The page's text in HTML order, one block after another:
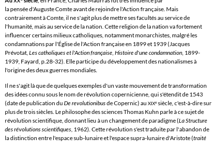
la pensée d'Auguste Comteavant de rejoindre l'Action française. Mais
contrairement à Comte, il ne s'agit plus de mettre ses facultés au service de
l'humanité, mais au service de la nation. Cette religion de la nation va fortement
influencer certains milieux catholiques, notamment monarchistes, malgré les
condamnations par l'Église de l'Action française en 1899 et 1939 (Jacques
Prévotat, Les catholiques et l'Action française, Histoire d'une condamnation, 1899-
1939, Fayard, p.28-32). Elle participe du développement desnationalismesà
l'origine des deux guerres mondiales.
Il ne s'agit là que de quelques exemples d'un vaste mouvement de transformation
des idées connu sous le nom derévolution copernicienne, qui s'étendit de 1543
(date de publication du De revolutionibusdeCopernic) au XIXe siècle, c'est-à-dire sur
plus de trois siècles. Le philosophe des sciencesThomas Kuhn parle à ce sujet de
révolution scientifique, donnant lieu à un changement deparadigme(La Structure
des révolutions scientifiques, 1962). Cette révolution s'est traduite par l'abandon de
la distinction entre l'espace sub-lunaire et l'espace supra-lunaire d'Aristote (traité